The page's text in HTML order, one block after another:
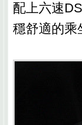
配上六速
穩舒適的乘